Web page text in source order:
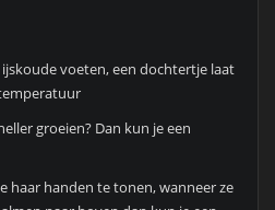
voeten, een dochtertje laat
groeien? Dan kun je een
haar handen te tonen, wanneer ze